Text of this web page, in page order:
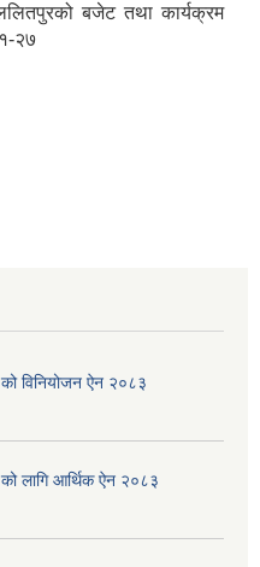
बजेट तथा कार्यक्रम
२७
विनियोजन ऐन २०८३
लागि आर्थिक ऐन २०८३